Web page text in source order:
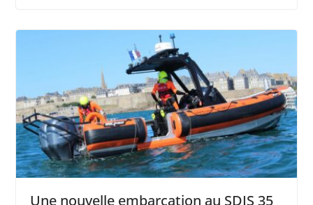
Une nouvelle embarcation au SDIS 35